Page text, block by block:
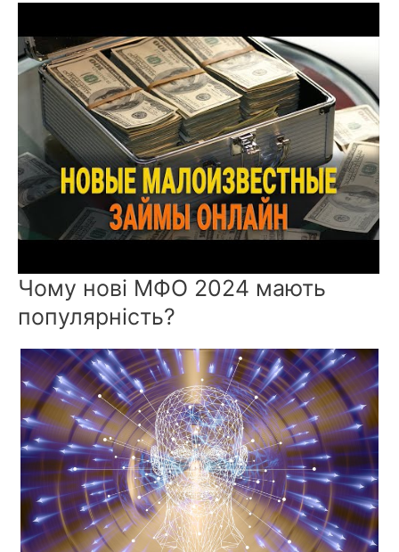
Чому нові МФО 2024 мають
популярність?